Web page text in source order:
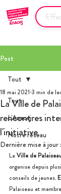
Post
Tout
L'Anacej
Notre réseau
Tout
La Ville de
rencontres
l'initiative
18 mai 2021 3 min de
Dernière mise à jour :
La Ville de
organise depuis
conseils de jeunes.
Palaiseau et